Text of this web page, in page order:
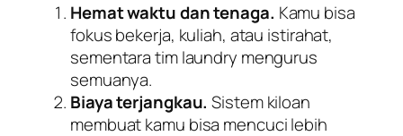
Hemat waktu dan tenaga. Kamu bisa
fokus bekerja, kuliah, atau istirahat,
sementara tim laundry mengurus
semuanya.
Biaya terjangkau. Sistem kiloan
membuat kamu bisa mencuci lebih